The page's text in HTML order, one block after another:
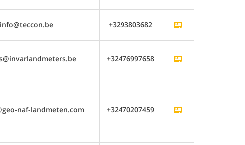
info@teccon.be +3293803682
+32476997658
naf-landmeten.com +32470207459